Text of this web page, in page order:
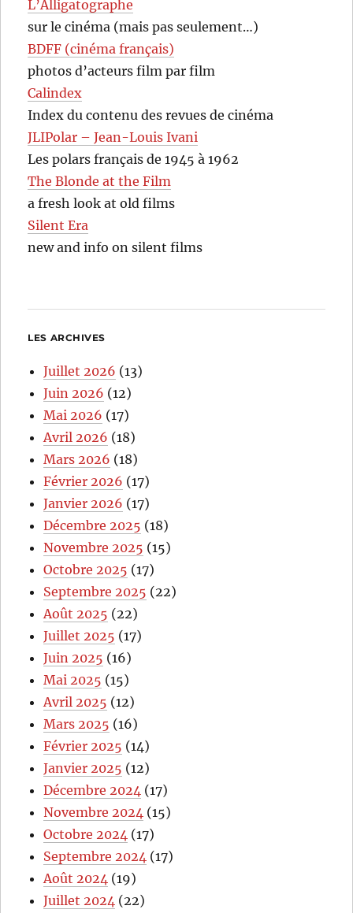
L’Alligatographe
sur le cinéma (mais pas seulement…)
BDFF (cinéma français)
photos d’acteurs film par film
Calindex
Index du contenu des revues de cinéma
JLIPolar – Jean-Louis Ivani
Les polars français de 1945 à 1962
The Blonde at the Film
a fresh look at old films
Silent Era
new and info on silent films
LES ARCHIVES
Juillet 2026 (13)
Juin 2026 (12)
Mai 2026 (17)
Avril 2026 (18)
Mars 2026 (18)
Février 2026 (17)
Janvier 2026 (17)
Décembre 2025 (18)
Novembre 2025 (15)
Octobre 2025 (17)
Septembre 2025 (22)
Août 2025 (22)
Juillet 2025 (17)
Juin 2025 (16)
Mai 2025 (15)
Avril 2025 (12)
Mars 2025 (16)
Février 2025 (14)
Janvier 2025 (12)
Décembre 2024 (17)
Novembre 2024 (15)
Octobre 2024 (17)
Septembre 2024 (17)
Août 2024 (19)
Juillet 2024 (22)